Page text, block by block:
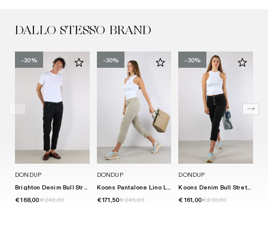
DALLO STESSO BRAND
-30%
DONDUP
€ 168,00€ 240,00
-30%
DONDUP
€ 171,50€ 245,00
-30%
DONDUP
Koons Denim Bull Stretch Nero
€ 161,00€ 230,00